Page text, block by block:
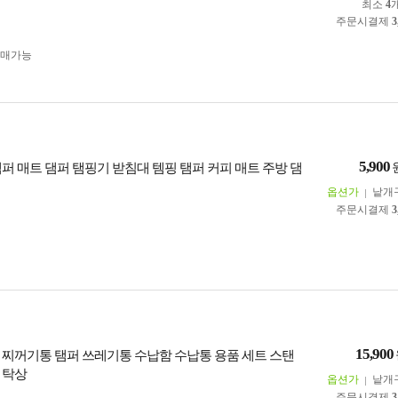
최소 4
주문시결제
가능
매트 댐퍼 탬핑기 받침대 템핑 탬퍼 커피 매트 주방 댐 5,900
옵션가
낱개
주문시결제
꺼기통 탬퍼 쓰레기통 수납함 수납통 용품 세트 스탠
상
15,900
옵션가
낱개